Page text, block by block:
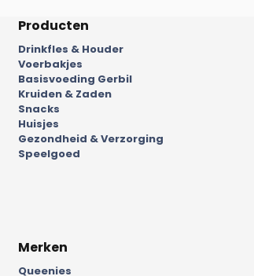
Producten
Drinkfles & Houder
Voerbakjes
Basisvoeding Gerbil
Kruiden & Zaden
Snacks
Huisjes
Gezondheid & Verzorging
Speelgoed
Merken
Queenies